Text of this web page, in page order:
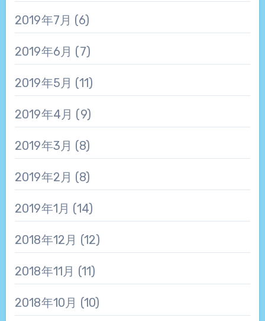
2019年7月 (6)
2019年6月 (7)
2019年5月 (11)
2019年4月 (9)
2019年3月 (8)
2019年2月 (8)
2019年1月 (14)
2018年12月 (12)
2018年11月 (11)
2018年10月 (10)